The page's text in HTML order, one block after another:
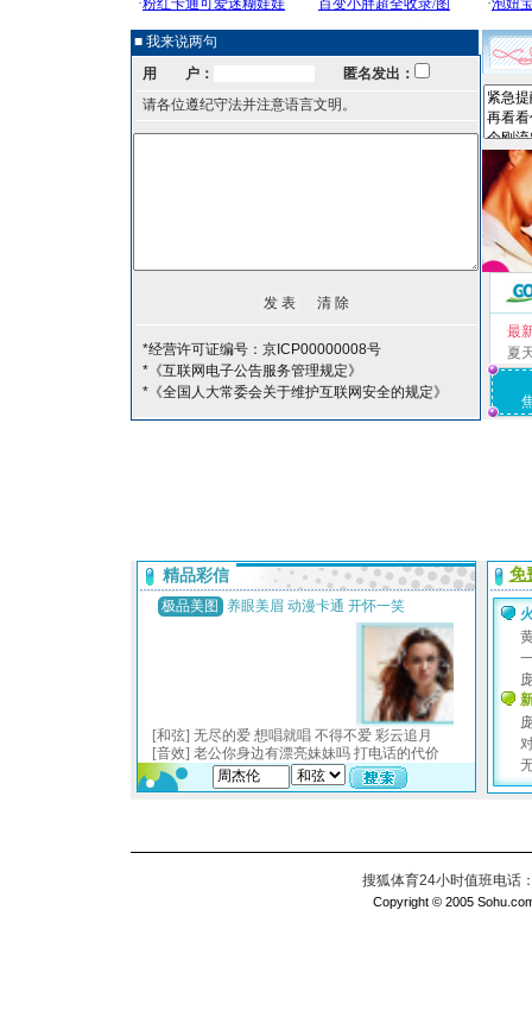
■ 我来说两句
用 户：
匿名发出：
请各位遵纪守法并注意语言文明。
*经营许可证编号：京ICP00000008号
*《互联网电子公告服务管理规定》
*《全国人大常委会关于维护互联网安全的规定》
最
夏
搜狐体育24小时值班电话
Copyright © 2005